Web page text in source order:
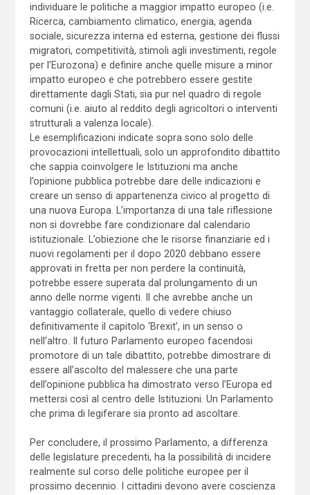
individuare le politiche a maggior impatto europeo (i.e.
Ricerca, cambiamento climatico, energia, agenda
sociale, sicurezza interna ed esterna, gestione dei flussi
migratori, competitività, stimoli agli investimenti, regole
per l’Eurozona) e definire anche quelle misure a minor
impatto europeo e che potrebbero essere gestite
direttamente dagli Stati, sia pur nel quadro di regole
comuni (i.e. aiuto al reddito degli agricoltori o interventi
strutturali a valenza locale).
Le esemplificazioni indicate sopra sono solo delle
provocazioni intellettuali, solo un approfondito dibattito
che sappia coinvolgere le Istituzioni ma anche
l’opinione pubblica potrebbe dare delle indicazioni e
creare un senso di appartenenza civico al progetto di
una nuova Europa. L’importanza di una tale riflessione
non si dovrebbe fare condizionare dal calendario
istituzionale. L’obiezione che le risorse finanziarie ed i
nuovi regolamenti per il dopo 2020 debbano essere
approvati in fretta per non perdere la continuità,
potrebbe essere superata dal prolungamento di un
anno delle norme vigenti. Il che avrebbe anche un
vantaggio collaterale, quello di vedere chiuso
definitivamente il capitolo ‘Brexit’, in un senso o
nell’altro. Il futuro Parlamento europeo facendosi
promotore di un tale dibattito, potrebbe dimostrare di
essere all’ascolto del malessere che una parte
dell’opinione pubblica ha dimostrato verso l’Europa ed
mettersi così al centro delle Istituzioni. Un Parlamento
che prima di legiferare sia pronto ad ascoltare.
Per concludere, il prossimo Parlamento, a differenza
delle legislature precedenti, ha la possibilità di incidere
realmente sul corso delle politiche europee per il
prossimo decennio. I cittadini devono avere coscienza